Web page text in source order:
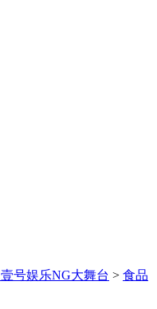
壹号娱乐NG大舞台 > 食品